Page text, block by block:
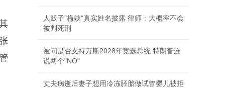
人贩子"梅姨"真实姓名披露 律师：大概率不会
被判死刑
被问是否支持万斯2028年竞选总统 特朗普连
说两个"NO"
丈夫病逝后妻子想用冷冻胚胎做试管婴儿被拒